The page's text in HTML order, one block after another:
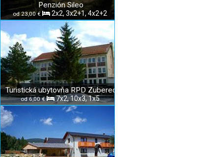
Penzión Sileo
od 23,00 € 2x2, 3x2+1, 4x2+2
Turistická ubytovňa RPD Zuberec
od 6,00 € 7x2, 10x3, 1x5